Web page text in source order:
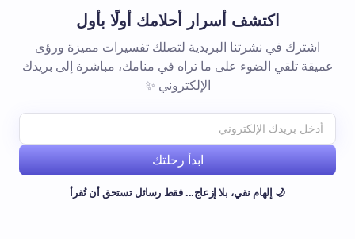
اكتشف أسرار أحلامك أولًا بأول
اشترك في نشرتنا البريدية لتصلك تفسيرات مميزة ورؤى
عميقة تلقي الضوء على ما تراه في منامك، مباشرة إلى بريدك
الإلكتروني ✨
ابدأ رحلتك
🌙 إلهام نقي، بلا إزعاج... فقط رسائل تستحق أن تُقرأ